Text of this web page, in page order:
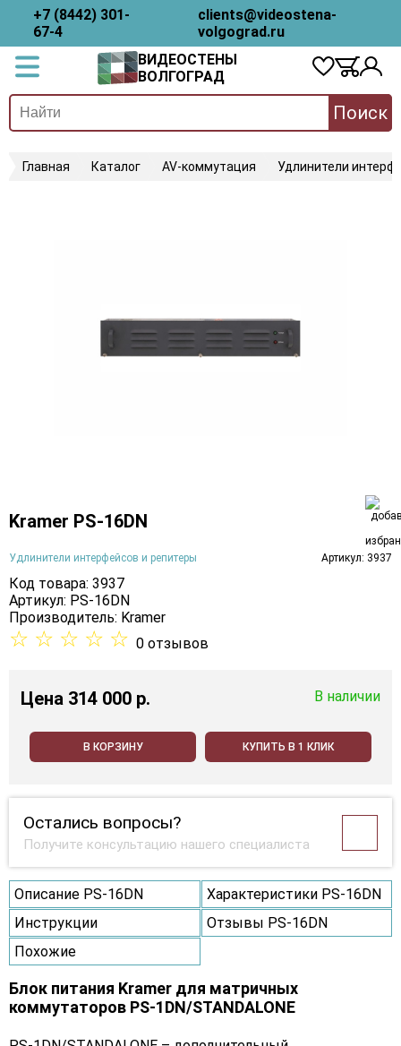
+7 (8442) 301-
67-4
clients@videostena-
volgograd.ru
ВИДЕОСТЕНЫ
ВОЛГОГРАД
Поиск
Главная Каталог AV-коммутация Удлинители
Kramer PS-16DN
Удлинители интерфейсов и репитеры Артикул: 3937
Код товара: 3937
Артикул: PS-16DN
Производитель: Kramer
☆ ☆ ☆ ☆ ☆ 0 отзывов
Цена 314 000 p. В наличии
В КОРЗИНУ КУПИТЬ В 1 КЛИК
Остались вопросы?
Получите консультацию нашего специалиста
Описание PS-16DN
Характеристики PS-16DN
Инструкции
Отзывы PS-16DN
Похожие
Блок питания Kramer для матричных
коммутаторов PS-1DN/STANDALONE